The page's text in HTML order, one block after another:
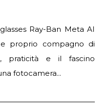
Ray-Ban Meta AI
proprio compagno di
praticità e il fascino
fotocamera...